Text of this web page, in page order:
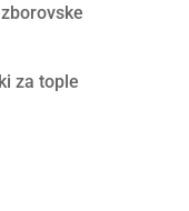
za tople